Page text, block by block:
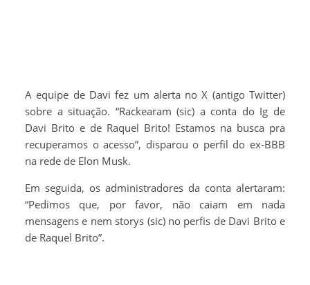
A equipe de Davi fez um alerta no X (antigo Twitter)
sobre a situação. “Rackearam (sic) a conta do Ig de
Davi Brito e de Raquel Brito! Estamos na busca pra
recuperamos o acesso”, disparou o perfil do ex-BBB
na rede de Elon Musk.
Em seguida, os administradores da conta alertaram:
“Pedimos que, por favor, não caiam em nada
mensagens e nem storys (sic) no perfis de Davi Brito e
de Raquel Brito”.